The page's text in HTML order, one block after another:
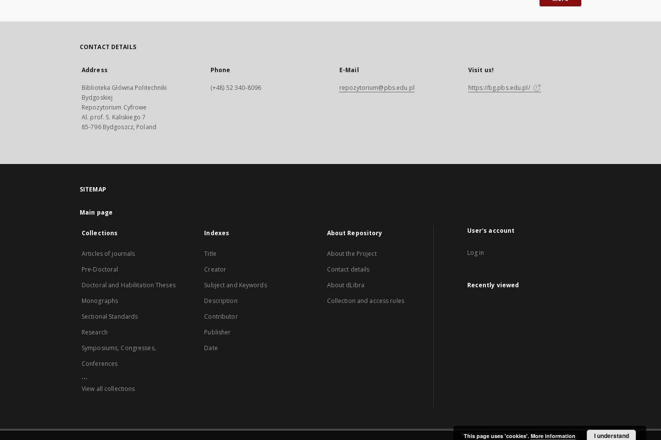
CONTACT DETAILS
Address
Biblioteka Główna Politechniki
Bydgoskiej
Repozytorium Cyfrowe
Al. prof. S. Kaliskiego 7
85-796 Bydgoszcz, Poland
Phone
(+48) 52 340-8096
E-Mail
repozytorium@pbs.edu.pl
Visit us!
https://bg.pbs.edu.pl/
SITEMAP
Main page
Collections
Articles of journals
Pre-Doctoral
Doctoral and Habilitation Theses
Monographs
Sectional Standards
Research
Symposiums, Congresses,
Conferences
...
View all collections
Indexes
Title
Creator
Subject and Keywords
Description
Contributor
Publisher
Date
About Repository
About the Project
Contact details
About dLibra
Collection and access rules
User's account
Log in
Recently viewed
This page uses 'cookies'. More information I understand